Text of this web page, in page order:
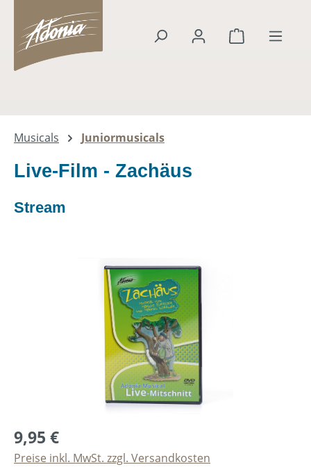
springen
Warenkorb
Musicals Juniormusicals
Live-Film - Zachäus
Stream
Bildergalerie überspringen
9,95 €
Preise inkl. MwSt. zzgl. Versandkosten